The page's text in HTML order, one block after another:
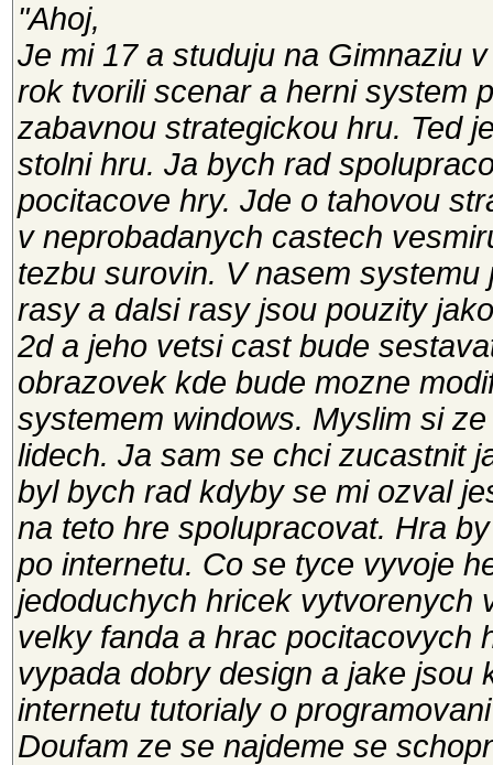
"Ahoj,
Je mi 17 a studuju na Gimnaziu
rok tvorili scenar a herni system
zabavnou strategickou hru. Ted
stolni hru. Ja bych rad
pocitacove hry. Jde o tahovou
v neprobadanych castech
tezbu surovin. V nasem
rasy a dalsi rasy jsou pouzity
2d a jeho vetsi cast bude
obrazovek kde bude mozne
systemem windows. Myslim si
lidech. Ja sam se chci zucastnit
byl bych rad kdyby se mi ozval
na teto hre spolupracovat. Hra
po internetu. Co se tyce vyvoje
jedoduchych hricek vytvorenych
velky fanda a hrac pocitacovych
vypada dobry design a jake jsou
internetu tutorialy o
Doufam ze se najdeme se